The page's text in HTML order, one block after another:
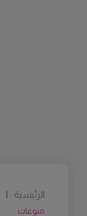
منوعات
الرئيسية